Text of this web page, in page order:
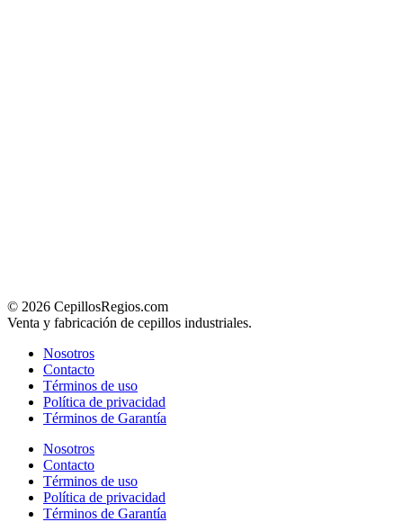
© 2026 CepillosRegios.com
Venta y fabricación de cepillos industriales.
Nosotros
Contacto
Términos de uso
Política de privacidad
Términos de Garantía
Nosotros
Contacto
Términos de uso
Política de privacidad
Términos de Garantía